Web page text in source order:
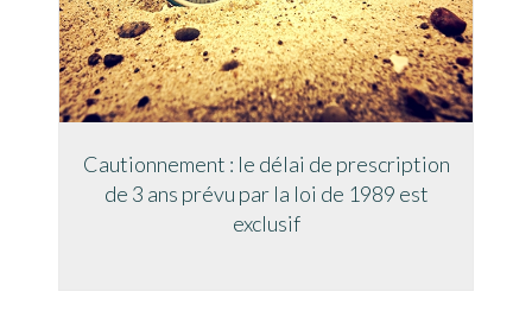
Cautionnement : le délai de prescription
de 3 ans prévu par la loi de 1989 est
exclusif